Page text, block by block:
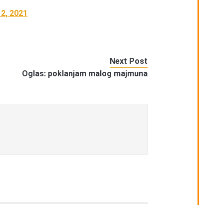
2021
Next Post
Oglas: poklanjam malog majmuna